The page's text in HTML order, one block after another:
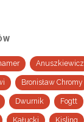
Anuszkiewicz
Bronisław Chromy
Dwurnik Fogtt
Kałucki Kisling